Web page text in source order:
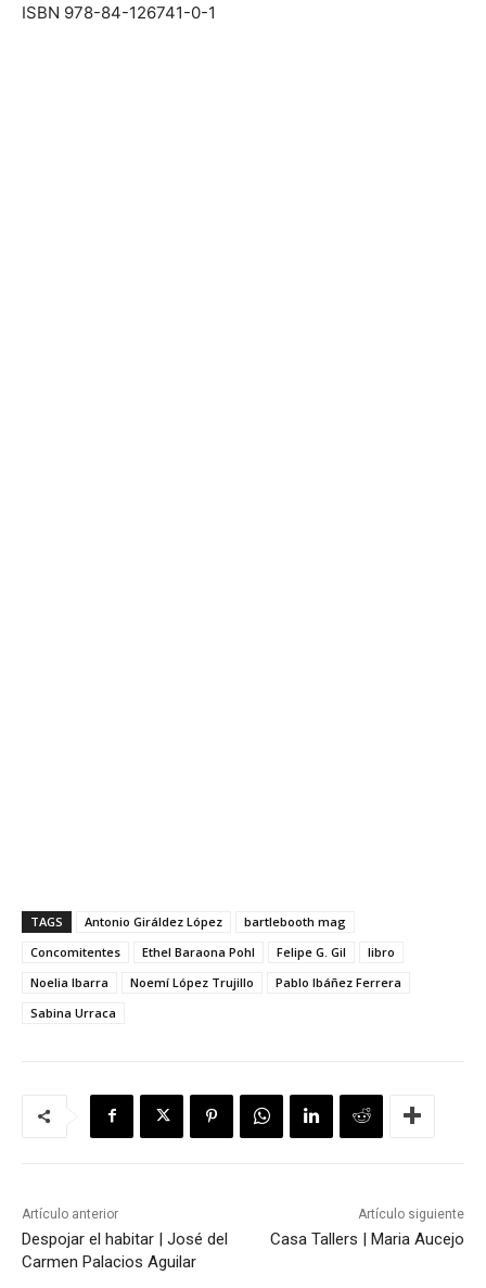
ISBN 978-84-126741-0-1
TAGS Antonio Giráldez López
bartlebooth mag
Concomitentes
Ethel Baraona Pohl Felipe G. Gil
libro
Noelia Ibarra
Noemí López Trujillo
Pablo Ibáñez Ferrera
Sabina Urraca
Artículo anterior
Despojar el habitar | José del
Carmen Palacios Aguilar
Artículo siguiente
Casa Tallers | Maria Aucejo